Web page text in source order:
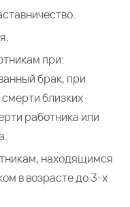
при:
брак, при
близких
работника или
находящимся
в возрасте до 3-х